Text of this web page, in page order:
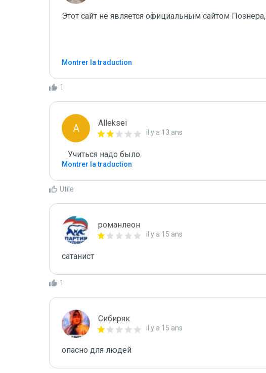
Этот сайт не является официальным сайтом Познера,
Montrer la traduction
1
A Alleksei
il y a 13 ans
   Учиться надо было.
Montrer la traduction
Utile
романлеон
il y a 15 ans
сатанист
1
Сибиряк
il y a 15 ans
опасно для людей